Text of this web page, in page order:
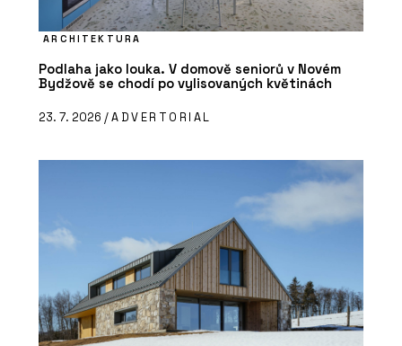
ARCHITEKTURA
Podlaha jako louka. V domově seniorů v Novém
Bydžově se chodí po vylisovaných květinách
23. 7. 2026 /ADVERTORIAL